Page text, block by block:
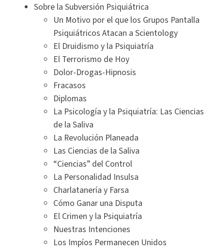
Sobre la Subversión Psiquiátrica
Un Motivo por el que los Grupos Pantalla
Psiquiátricos Atacan a Scientology
El Druidismo y la Psiquiatría
El Terrorismo de Hoy
Dolor-Drogas-Hipnosis
Fracasos
Diplomas
La Psicología y la Psiquiatría: Las Ciencias
de la Saliva
La Revolución Planeada
Las Ciencias de la Saliva
“Ciencias” del Control
La Personalidad Insulsa
Charlatanería y Farsa
Cómo Ganar una Disputa
El Crimen y la Psiquiatría
Nuestras Intenciones
Los Impíos Permanecen Unidos